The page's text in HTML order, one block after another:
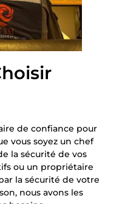
de confiance pour
vous soyez un chef
la sécurité de vos
ou un propriétaire
la sécurité de votre
nous avons les